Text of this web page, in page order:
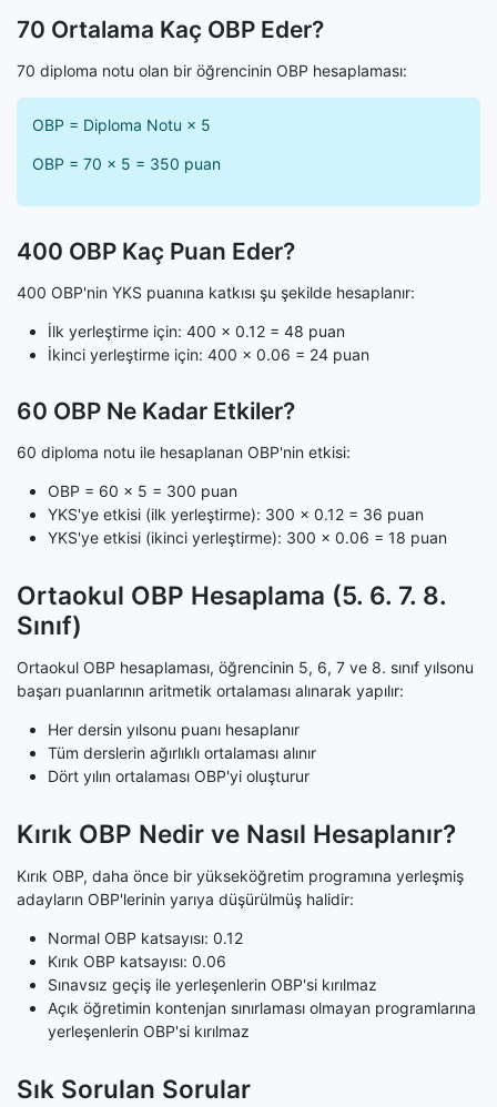
70 Ortalama Kaç OBP Eder?
70 diploma notu olan bir öğrencinin OBP hesaplaması:
OBP = Diploma Notu × 5
OBP = 70 × 5 = 350 puan
400 OBP Kaç Puan Eder?
400 OBP'nin YKS puanına katkısı şu şekilde hesaplanır:
İlk yerleştirme için: 400 × 0.12 = 48 puan
İkinci yerleştirme için: 400 × 0.06 = 24 puan
60 OBP Ne Kadar Etkiler?
60 diploma notu ile hesaplanan OBP'nin etkisi:
OBP = 60 × 5 = 300 puan
YKS'ye etkisi (ilk yerleştirme): 300 × 0.12 = 36 puan
YKS'ye etkisi (ikinci yerleştirme): 300 × 0.06 = 18 puan
Ortaokul OBP Hesaplama (5. 6. 7. 8.
Sınıf)
Ortaokul OBP hesaplaması, öğrencinin 5, 6, 7 ve 8. sınıf yılsonu
başarı puanlarının aritmetik ortalaması alınarak yapılır:
Her dersin yılsonu puanı hesaplanır
Tüm derslerin ağırlıklı ortalaması alınır
Dört yılın ortalaması OBP'yi oluşturur
Kırık OBP Nedir ve Nasıl Hesaplanır?
Kırık OBP, daha önce bir yükseköğretim programına yerleşmiş
adayların OBP'lerinin yarıya düşürülmüş halidir:
Normal OBP katsayısı: 0.12
Kırık OBP katsayısı: 0.06
Sınavsız geçiş ile yerleşenlerin OBP'si kırılmaz
Açık öğretimin kontenjan sınırlaması olmayan programlarına
yerleşenlerin OBP'si kırılmaz
Sık Sorulan Sorular